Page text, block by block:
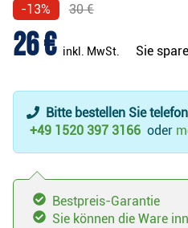
-13% 30 €
26 € inkl. MwSt. Sie
Bitte bestellen Sie
+49 1520 397 3166 oder
Bestpreis-Garantie
Sie können die Ware